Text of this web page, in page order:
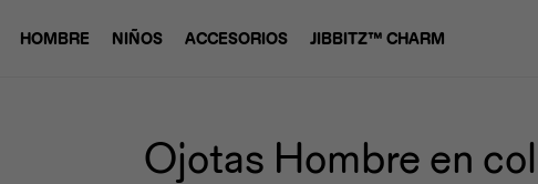
HOMBRE NIÑOS ACCESORIOS JIBBITZ™ CHARM
Ojotas Hombre en